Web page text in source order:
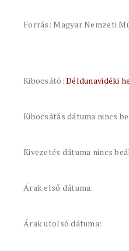
Forrás: Magyar Nemzeti
Kibocsátó:Déldunavidéki
Kibocsátás dátuma nincs
Kivezetés dátuma nincs
Árak első dátuma:
Árak utolsó dátuma: